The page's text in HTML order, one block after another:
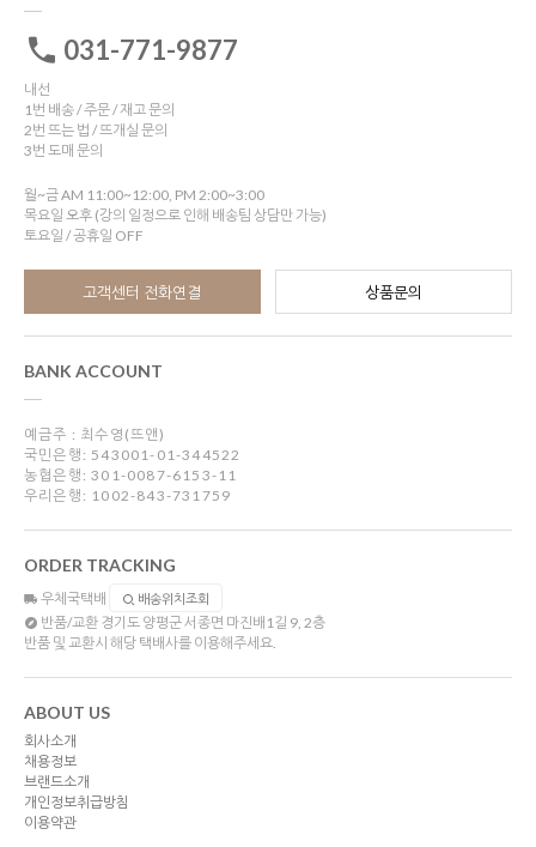
031-771-9877
내선
1번 배송 / 주문 / 재고 문의
2번 뜨는 법 / 뜨개실 문의
3번 도매 문의
월~금 AM 11:00~12:00, PM 2:00~3:00
목요일 오후 (강의 일정으로 인해 배송팀 상담만 가능)
토요일 / 공휴일 OFF
고객센터 전화연결 상품문의
BANK ACCOUNT
예금주 : 최수영(뜨앤)
국민은행: 543001-01-344522
농협은행: 301-0087-6153-11
우리은행: 1002-843-731759
ORDER TRACKING
우체국택배 배송위치조회
반품/교환 경기도 양평군 서종면 마진배1길 9, 2층
반품 및 교환시 해당 택배사를 이용해주세요.
ABOUT US
회사소개
채용정보
브랜드소개
개인정보취급방침
이용약관